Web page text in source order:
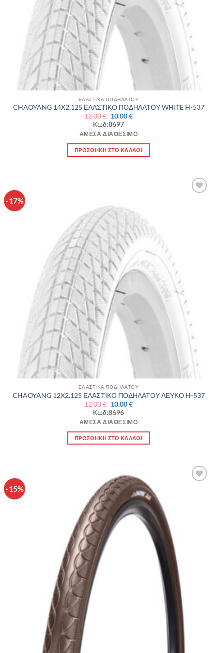
ΕΛΑΣΤΙΚΑ ΠΟΔΗΛΑΤΟΥ
CHAOYANG 14X2.125 ΕΛΑΣΤΙΚΟ ΠΟΔΗΛΑΤΟΥ WHITE H-537
12.00€ Original
price
was:
12.00 €.
10.00€Η
είναι:
Κωδ:8697
ΆΜΕΣΑ ΔΙΑΘΈΣΙΜΟ
ΠΡΟΣΘΉΚΗ ΣΤΟ ΚΑΛΆΘΙ
-17%
ΕΛΑΣΤΙΚΑ ΠΟΔΗΛΑΤΟΥ
CHAOYANG 12X2.125 ΕΛΑΣΤΙΚΟ ΠΟΔΗΛΑΤΟΥ ΛΕΥΚΟ H-537
12.00€ Original
price
was:
12.00 €.
10.00€Η
είναι:
Κωδ:8696
ΆΜΕΣΑ ΔΙΑΘΈΣΙΜΟ
ΠΡΟΣΘΉΚΗ ΣΤΟ ΚΑΛΆΘΙ
-15%